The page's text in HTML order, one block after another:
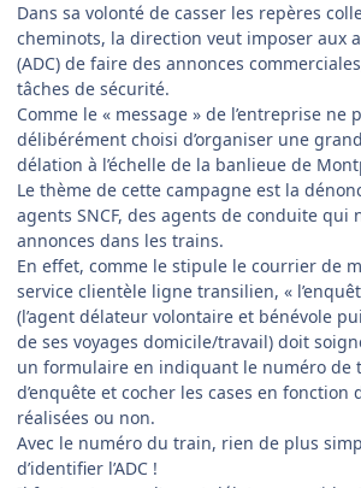
Dans sa volonté de casser les repères
cheminots, la direction veut imposer aux
(ADC) de faire des annonces
tâches de sécurité.
Comme le « message » de l’entreprise ne
délibérément choisi d’organiser une
délation à l’échelle de la banlieue de
Le thème de cette campagne est la
agents SNCF, des agents de conduite qui
annonces dans les trains.
En effet, comme le stipule le courrier de
service clientèle ligne transilien, «
(l’agent délateur volontaire et bénévole
de ses voyages domicile/travail) doit
un formulaire en indiquant le numéro de
d’enquête et cocher les cases en fonction
réalisées ou non.
Avec le numéro du train, rien de plus
d’identifier l’ADC !